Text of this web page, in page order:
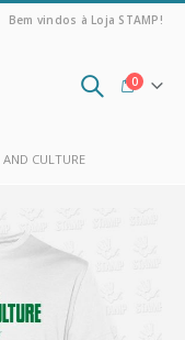
Bem vindos à Loja STAMP!
0
CULTURE